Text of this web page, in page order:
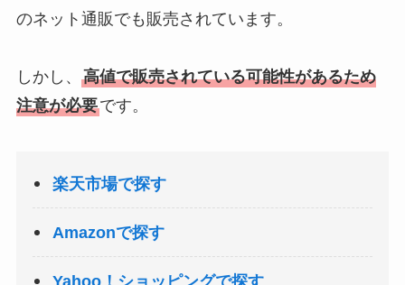
のネット通販でも販売されています。
しかし、 高値で販売されている可能性があるため
注意が必要です。
楽天市場で探す
Amazonで探す
Yahoo！ショッピングで探す